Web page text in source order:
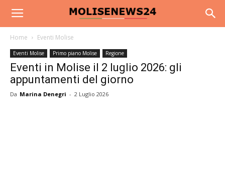
Home Eventi Molise
Eventi Molise Primo piano Molise Regione
Eventi in Molise il 2 luglio 2026: gli
appuntamenti del giorno
Da Marina Denegri - 2 Luglio 2026